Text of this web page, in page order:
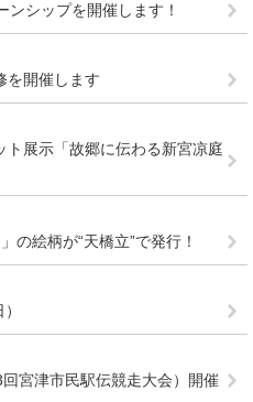
シップを開催します！
を開催します
展示「故郷に伝わる新宮凉庭
の絵柄が“天橋立”で発行！
宮津市民駅伝競走大会）開催